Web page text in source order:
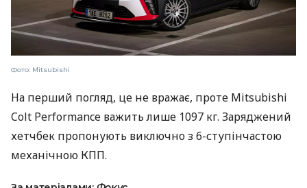
Фото: Mitsubishi
На перший погляд, це не вражає, проте Mitsubishi
Colt Performance важить лише 1097 кг. Заряджений
хетчбек пропонують виключно з 6-ступінчастою
механічною КПП.